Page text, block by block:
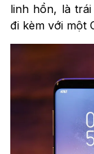
linh hồn, là
đi kèm với một